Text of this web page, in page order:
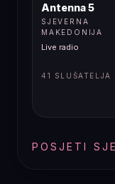
Antenna 5
SJEVERNA
MAKEDONIJA
Live radio
41 SLUŠATELJA
POSJETI